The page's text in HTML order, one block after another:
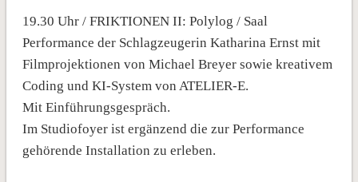
19.30 Uhr / FRIKTIONEN II: Polylog / Saal
Performance der Schlagzeugerin Katharina Ernst mit
Filmprojektionen von Michael Breyer sowie kreativem
Coding und KI-System von ATELIER-E.
Mit Einführungsgespräch.
Im Studiofoyer ist ergänzend die zur Performance
gehörende Installation zu erleben.